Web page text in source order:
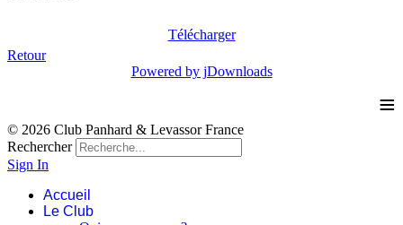
Télécharger
Retour
Powered by jDownloads
≡
© 2026 Club Panhard & Levassor France
Rechercher
Sign In
Accueil
Le Club